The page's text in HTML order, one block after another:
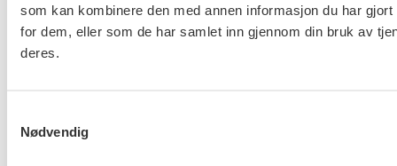
som kan kombinere den med annen informasjon du har gjort
for dem, eller som de har samlet inn gjennom din bruk av
deres.
Nødvendig
I påvente av endelig behandling av den nye
tvangsbegrensningsloven ser vi nærmere på